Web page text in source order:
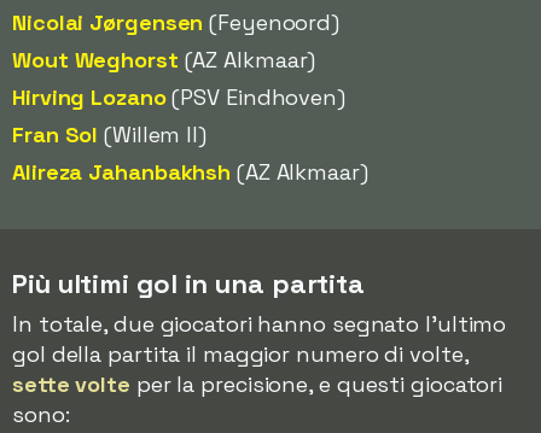
Nicolai Jørgensen (Feyenoord)
Wout Weghorst (AZ Alkmaar)
Hirving Lozano(PSV Eindhoven)
Fran Sol (Willem II)
Alireza Jahanbakhsh (AZ Alkmaar)
Più ultimi gol in una partita
In totale, due giocatori hanno segnato l'ultimo
gol della partita il maggior numero di volte,
sette volte per la precisione, e questi giocatori
sono: